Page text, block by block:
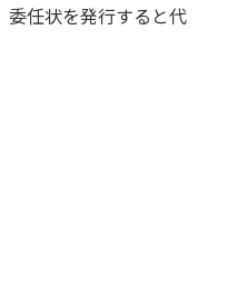
委任状を発行すると代